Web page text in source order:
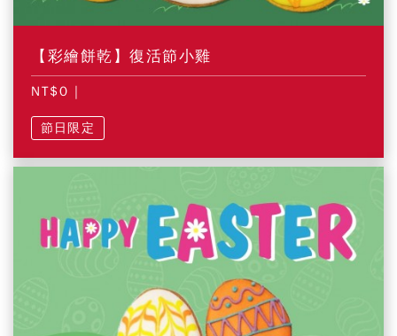
【彩繪餅乾】復活節小雞
NT$0 |
節日限定